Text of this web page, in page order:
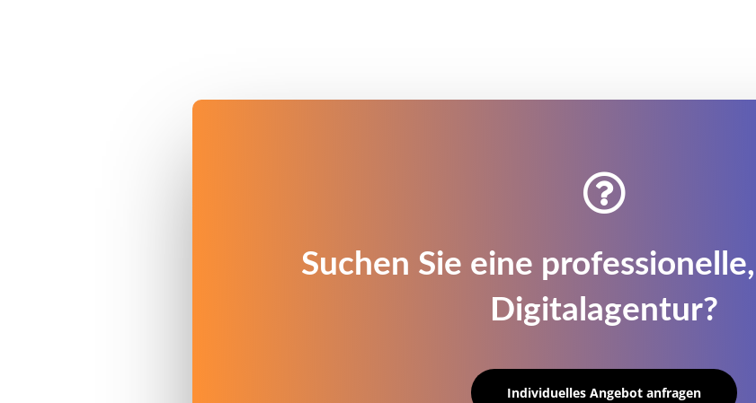

Suchen Sie eine
Digitalagentur?
Individuelles Angebot anfragen